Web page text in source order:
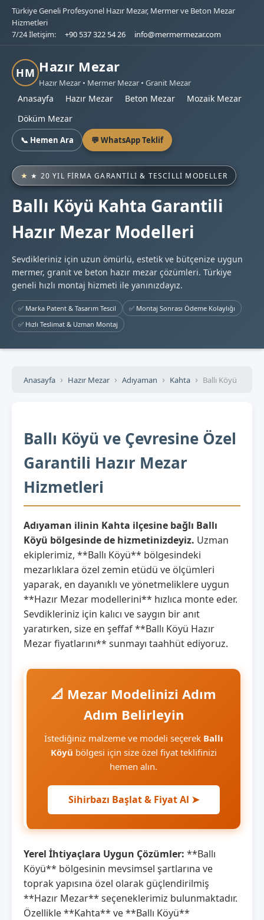
Türkiye Geneli Profesyonel Hazır Mezar, Mermer ve Beton Mezar
Hizmetleri
7/24 İletişim:
+90 537 322 54 26 info@mermermezar.com
HM Hazır Mezar
Hazır Mezar • Mermer Mezar • Granit Mezar
Anasayfa Hazır Mezar Beton Mezar
Mozaik Mezar
Döküm Mezar
📞 Hemen Ara 💬 WhatsApp Teklif
★ 20 YIL FIRMA GARANTILI & TESCILLI MODELLER
Ballı Köyü Kahta Garantili
Hazır Mezar Modelleri
Sevdikleriniz için uzun ömürlü, estetik ve bütçenize uygun
mermer, granit ve beton hazır mezar çözümleri. Türkiye
geneli hızlı montaj hizmeti ile yanınızdayız.
✅ Marka Patent & Tasarım Tescil
✅ Montaj Sonrası Ödeme Kolaylığı
✅ Hızlı Teslimat & Uzman Montaj
Anasayfa Hazır Mezar Adıyaman Kahta Ballı Köyü
Ballı Köyü ve Çevresine Özel
Garantili Hazır Mezar
Hizmetleri
Adıyaman ilinin Kahta ilçesine bağlı Ballı
Köyü bölgesinde de hizmetinizdeyiz. Uzman
ekiplerimiz, **Ballı Köyü** bölgesindeki
mezarlıklara özel zemin etüdü ve ölçümleri
yaparak, en dayanıklı ve yönetmeliklere uygun
**Hazır Mezar modellerini** hızlıca monte eder.
Sevdikleriniz için kalıcı ve saygın bir anıt
yaratırken, size en şeffaf **Ballı Köyü Hazır
Mezar fiyatlarını** sunmayı taahhüt ediyoruz.
📐 Mezar Modelinizi Adım
Adım Belirleyin
İstediğiniz malzeme ve modeli seçerek Ballı
Köyü bölgesi için size özel fiyat teklifinizi
hemen alın.
Sihirbazı Başlat & Fiyat Al ➤
Yerel İhtiyaçlara Uygun Çözümler: **Ballı
Köyü** bölgesinin mevsimsel şartlarına ve
toprak yapısına özel olarak güçlendirilmiş
**Hazır Mezar** seçeneklerimiz bulunmaktadır.
Özellikle **Kahta** ve **Ballı Köyü**